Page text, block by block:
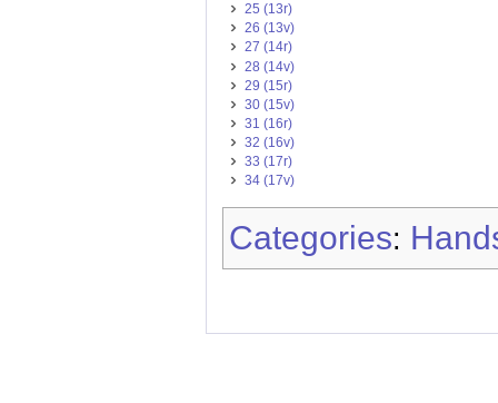
25 (13r)
26 (13v)
27 (14r)
28 (14v)
29 (15r)
30 (15v)
31 (16r)
32 (16v)
33 (17r)
34 (17v)
Categories: